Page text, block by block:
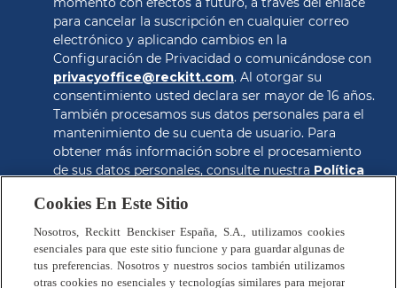
para cancelar la suscripción en cualquier correo
electrónico y aplicando cambios en la
privacyoffice@reckitt.com. Al otorgar su
consentimiento usted declara ser mayor de 16 años.
También procesamos sus datos personales para el
mantenimiento de su cuenta de usuario. Para
obtener más información sobre el procesamiento
de sus datos personales, consulte nuestra Política
Cookies En Este Sitio
Nosotros, Reckitt Benckiser España, S.A., utilizamos cookies
esenciales para que este sitio funcione y para guardar algunas de
tus preferencias. Nosotros y nuestros socios también utilizamos
otras cookies no esenciales y tecnologías similares para mejorar